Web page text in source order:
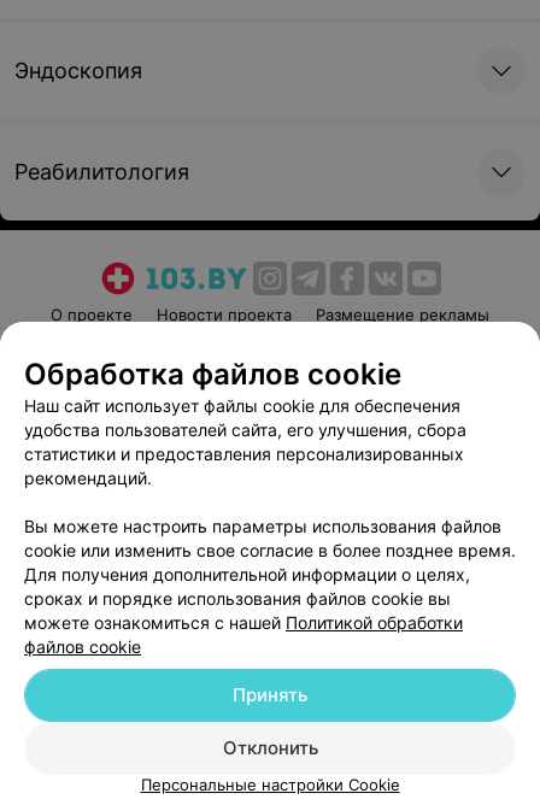
Эндоскопия
Реабилитология
О проекте Новости проекта
Размещение рекламы
Пользовательское соглашение
Способы оплаты
Вакансии
Партнеры
Написать руководителю 103.by
Обработка персональных данных
© 2026 ООО «Артокс Лаб», УНП 191700409
| 220012, Республика Беларусь,
г. Минск, улица Толбухина, 2, пом. 16 | help@103.by
Служба поддержки +375 291212755
Обработка файлов cookie
Наш сайт использует файлы cookie для обеспечения
удобства пользователей сайта, его улучшения, сбора
статистики и предоставления персонализированных
рекомендаций.
Вы можете настроить параметры использования файлов
cookie или изменить свое согласие в более позднее время.
Для получения дополнительной информации о целях,
сроках и порядке использования файлов cookie вы
можете ознакомиться с нашей Политикой обработки
файлов cookie
Отклонить
Принять
Персональные настройки Cookie